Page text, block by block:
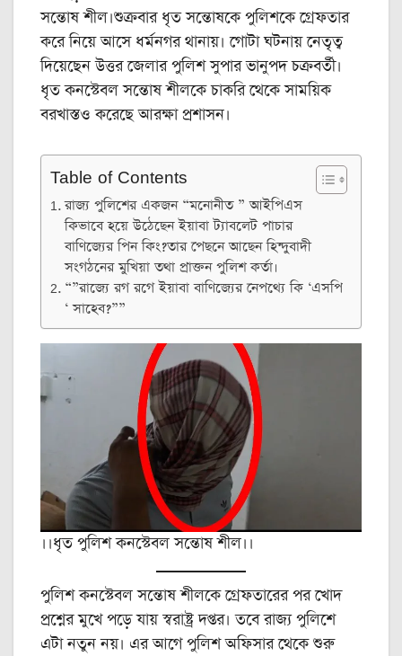
সন্তোষ শীল।শুক্রবার ধৃত সন্তোষকে পুলিশকে গ্রেফতার
করে নিয়ে আসে ধর্মনগর থানায়। গোটা ঘটনায় নেতৃত্ব
দিয়েছেন উত্তর জেলার পুলিশ সুপার ভানুপদ চক্রবর্তী।
ধৃত কনস্টেবল সন্তোষ শীলকে চাকরি থেকে সাময়িক
বরখাস্তও করেছে আরক্ষা প্রশাসন।
Table of Contents
রাজ্য পুলিশের একজন “মনোনীত ” আইপিএস
কিভাবে হয়ে উঠেছেন ইয়াবা ট্যাবলেট পাচার
বাণিজ্যের পিন কিং?তার পেছনে আছেন হিন্দুবাদী
সংগঠনের মুখিয়া তথা প্রাক্তন পুলিশ কর্তা।
“”রাজ্যে রগ রগে ইয়াবা বাণিজ্যের নেপথ্যে কি ‘এসপি
‘ সাহেব?””
।।ধৃত পুলিশ কনস্টেবল সন্তোষ শীল।।
পুলিশ কনস্টেবল সন্তোষ শীলকে গ্রেফতারের পর খোদ
প্রশ্নের মুখে পড়ে যায় স্বরাষ্ট্র দপ্তর। তবে রাজ্য পুলিশে
এটা নতুন নয়। এর আগে পুলিশ অফিসার থেকে শুরু